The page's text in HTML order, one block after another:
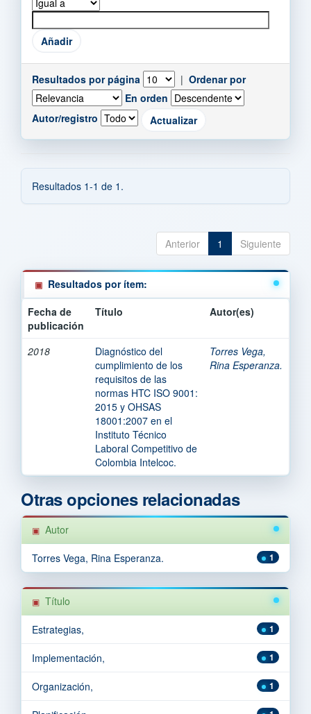
Resultados por página | Ordenar por
En orden
Autor/registro
Resultados 1-1 de 1.
Anterior 1 Siguiente
Resultados por ítem:
Fecha de
publicación
Título Autor(es)
2018
Diagnóstico del
cumplimiento de los
requisitos de las
normas HTC ISO 9001:
2015 y OHSAS
18001:2007 en el
Instituto Técnico
Laboral Competitivo de
Colombia Intelcoc.
Torres Vega,
Rina Esperanza.
Otras opciones relacionadas
Autor
1
Torres Vega, Rina Esperanza.
Título
1
Estrategias,
1
Implementación,
1
Organización,